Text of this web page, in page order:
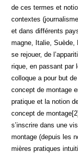
de ces termes et
contextes
et dans dif­fé­rents
magne, Ita­lie, Suède,
se rejouer, de
rique, en pas­sant par
col­loque a pour but
concept de mon­tage
pra­tique et la notion
concept de
s’inscrire dans une
mon­tage (depuis les
mières pra­tiques